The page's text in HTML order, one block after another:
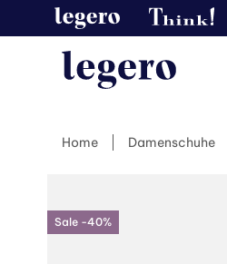
Home Damenschuhe
Sale -40%